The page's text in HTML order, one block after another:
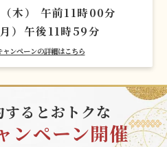
（木） 午前11時00分
）午後11時59分
ンペーンの詳細はこちら
るとおトクな
ンペーン開催